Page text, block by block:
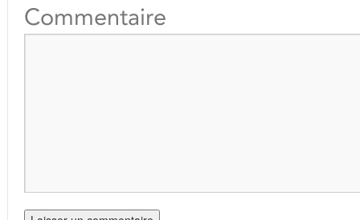
Commentaire